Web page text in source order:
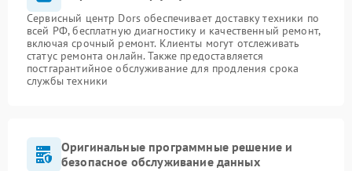
Сервисный центр Dors обеспечивает доставку техники по
всей РФ, бесплатную диагностику и качественный ремонт,
включая срочный ремонт. Клиенты могут отслеживать
статус ремонта онлайн. Также предоставляется
постгарантийное обслуживание для продления срока
службы техники
Оригинальные программные решение и
безопасное обслуживание данных